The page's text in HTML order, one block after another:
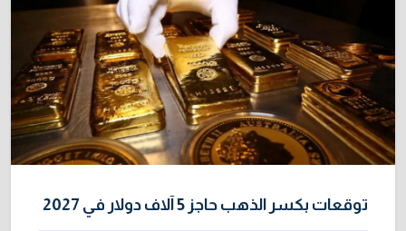
توقعات بكسر الذهب حاجز 5 آلاف دولار في 2027